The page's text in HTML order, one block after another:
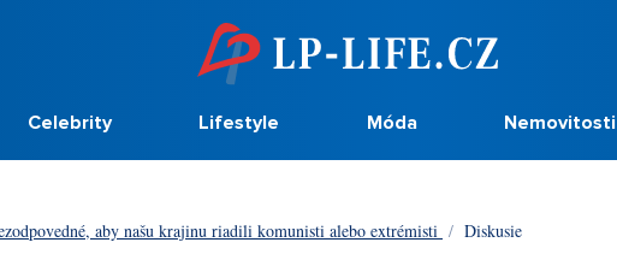
Celebrity Lifestyle Móda Nemovitosti
aby našu krajinu riadili komunisti alebo extrémisti / Diskusie